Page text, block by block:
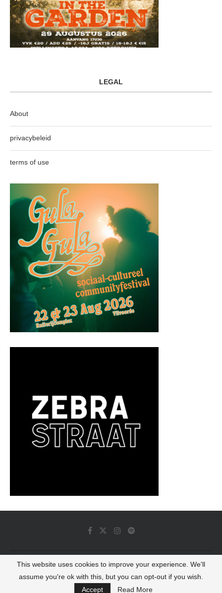
LEGAL
About
privacybeleid
terms of use
© 2022 - Luminous Dash All Rights Reserved
BACK TO TOP
This website uses cookies to improve your experience. We'll
assume you're ok with this, but you can opt-out if you wish.
Accept
Read More